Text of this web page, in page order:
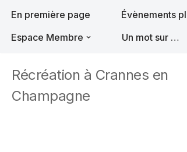
En première page Évènements
Espace Membre
Un mot sur …
Récréation à Crannes en
Champagne